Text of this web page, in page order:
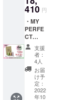
査(初回
のみ検
査料
5,500
円)は、
サイト
から任
意で追
加出来
ます。
OEM製
造フル
・
シェー
カー１
個 ・計
量ス
プーン
１個 サ
イト内
で、
OEM製
造フル
カスタ
410 円
・MY
PERFE
CT
PROTEI
N（750
g）ー６
か月
分ーサ
イト内
選択引
換券 ⇨
支援
者：
4人
お届
け予
定：
2022
年10